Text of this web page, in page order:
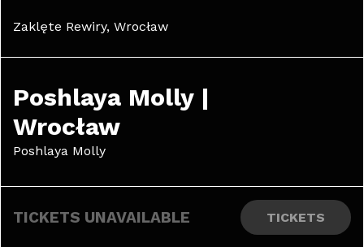
Zaklęte Rewiry, Wrocław
Poshlaya Molly |
Wrocław
Poshlaya Molly
TICKETS UNAVAILABLE TICKETS